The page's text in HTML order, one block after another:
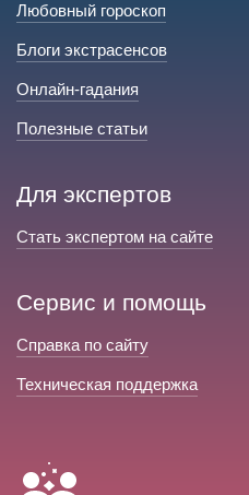
Любовный гороскоп
Блоги экстрасенсов
Онлайн-гадания
Полезные статьи
Для экспертов
Стать экспертом на сайте
Сервис и помощь
Справка по сайту
Техническая поддержка